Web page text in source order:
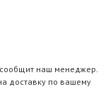
наш менеджер.
доставку по вашему